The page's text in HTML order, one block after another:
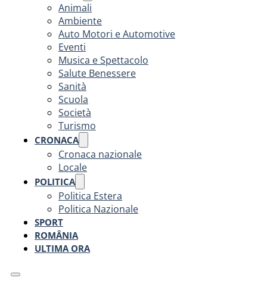
Animali
Ambiente
Auto Motori e Automotive
Eventi
Musica e Spettacolo
Salute Benessere
Sanità
Scuola
Società
Turismo
CRONACA
Cronaca nazionale
Locale
POLITICA
Politica Estera
Politica Nazionale
SPORT
ROMÂNIA
ULTIMA ORA